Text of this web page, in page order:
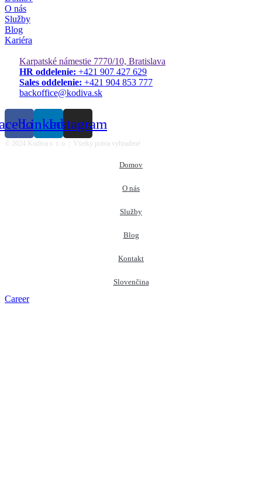
O nás
Služby
Blog
Kariéra
Karpatské námestie 7770/10, Bratislava
HR oddelenie: +421 907 427 629
Sales oddelenie: +421 904 853 777
backoffice@kodiva.sk
LinkedinInstagram
© 2024 Kodiva s. r. o. | Všetky práva vyhradené
Domov
O nás
Služby
Blog
Kontakt
Slovenčina
Career